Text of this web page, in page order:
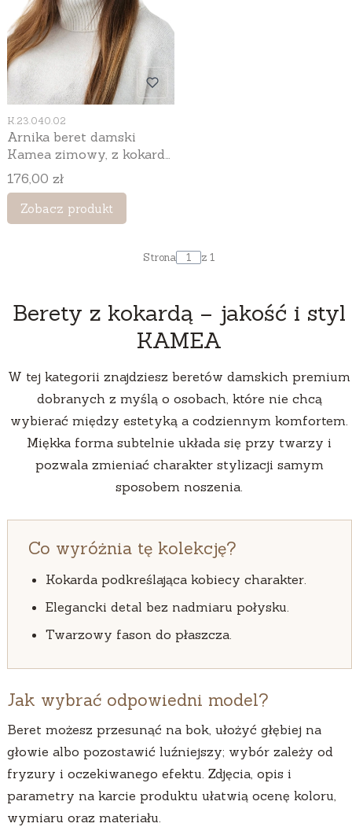
Kod produktu
K.23.040.02
Arnika beret damski
Kamea zimowy, z kokardą,
80% wełny, rozmiar
uniwersalny 54–60 cm,
kolor ekru
Cena
176,00 zł
Zobacz produkt
Strona z 1
Berety z kokardą – jakość i styl
KAMEA
W tej kategorii znajdziesz beretów damskich premium
dobranych z myślą o osobach, które nie chcą
wybierać między estetyką a codziennym komfortem.
Miękka forma subtelnie układa się przy twarzy i
pozwala zmieniać charakter stylizacji samym
sposobem noszenia.
Co wyróżnia tę kolekcję?
Kokarda podkreślająca kobiecy charakter.
Elegancki detal bez nadmiaru połysku.
Twarzowy fason do płaszcza.
Jak wybrać odpowiedni model?
Beret możesz przesunąć na bok, ułożyć głębiej na
głowie albo pozostawić luźniejszy; wybór zależy od
fryzury i oczekiwanego efektu. Zdjęcia, opis i
parametry na karcie produktu ułatwią ocenę koloru,
wymiaru oraz materiału.